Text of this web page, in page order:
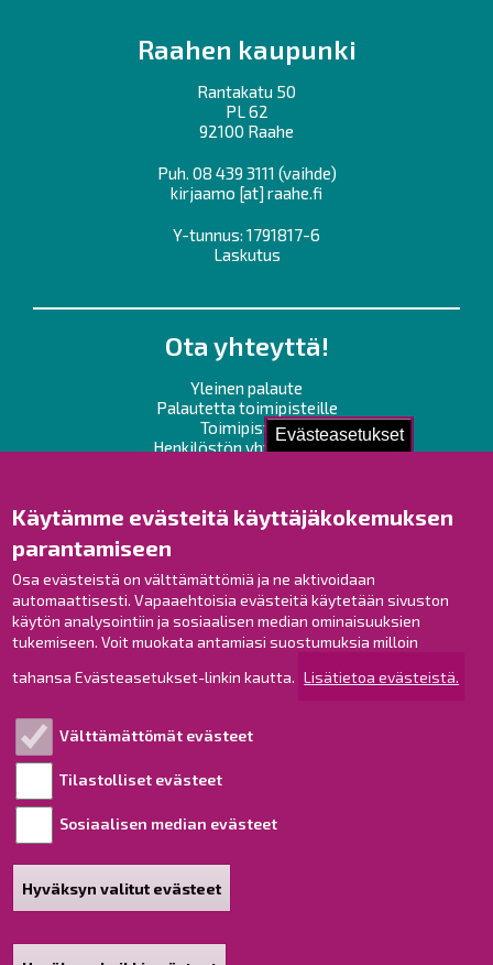
Evästeasetukset
Käytämme evästeitä käyttäjäkokemuksen
parantamiseen
Osa evästeistä on välttämättömiä ja ne aktivoidaan
automaattisesti. Vapaaehtoisia evästeitä käytetään sivuston
käytön analysointiin ja sosiaalisen median ominaisuuksien
tukemiseen. Voit muokata antamiasi suostumuksia milloin
tahansa Evästeasetukset-linkin kautta. Lisätietoa evästeistä.
Välttämättömät evästeet
Tilastolliset evästeet
Sosiaalisen median evästeet
Hyväksyn valitut evästeet
Raahen kaupunki
Rantakatu 50
PL 62
92100 Raahe
Puh. 08 439 3111 (vaihde)
kirjaamo [at] raahe.fi
Y-tunnus: 1791817-6
Laskutus
Ota yhteyttä!
Yleinen palaute
Palautetta toimipisteille
Toimipisteet
Henkilöstön yhteystiedot
Raahe Facebookissa
Raahe Instagramissa
Raahe LinkedInissä
Raahe YouTubessa
Esityslistat ja pöytäkirjat
Viranhaltijapäätökset
Saavutettavuusseloste
Sivukartta